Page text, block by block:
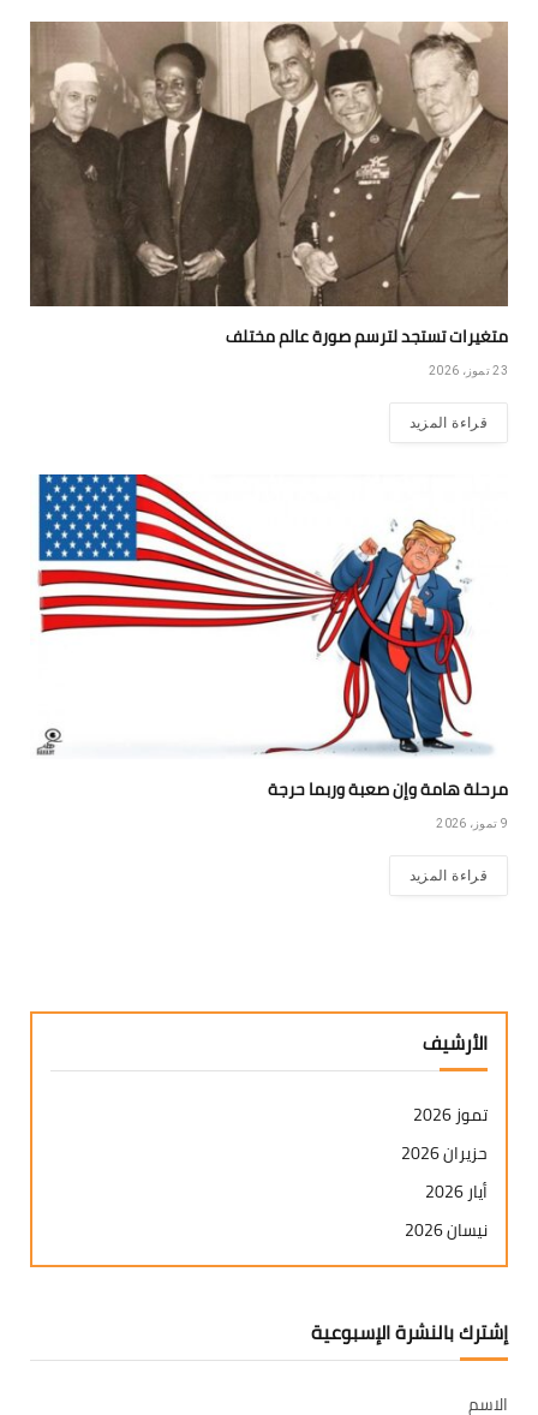
متغيرات تستجد لترسم صورة عالم مختلف
23 تموز، 2026
قراءة المزيد
مرحلة هامة وإن صعبة وربما حرجة
9 تموز، 2026
قراءة المزيد
الأرشيف
تموز 2026
حزيران 2026
أيار 2026
نيسان 2026
آذار 2026
كانون ثاني 2026
إشترك بالنشرة الإسبوعية
الاسم